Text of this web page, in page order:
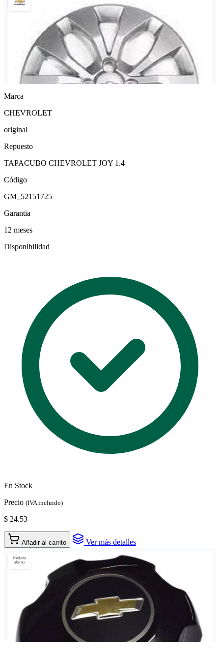
Marca
CHEVROLET
original
Repuesto
TAPACUBO CHEVROLET JOY 1.4
Código
GM_52151725
Garantia
12 meses
Disponibilidad
En Stock
Precio (IVA incluido)
$ 24.53
Añadir al carrito Ver más detalles